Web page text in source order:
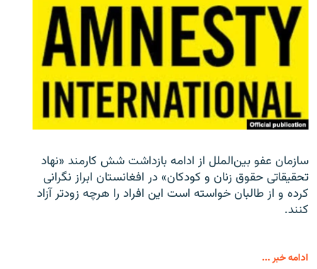
سازمان عفو بین‌الملل از ادامه بازداشت شش کارمند «نهاد
تحقیقاتی حقوق زنان و کودکان» در افغانستان ابراز نگرانی
کرده و از طالبان خواسته است این افراد را هرچه زودتر آزاد
کنند.
ادامه خبر ...